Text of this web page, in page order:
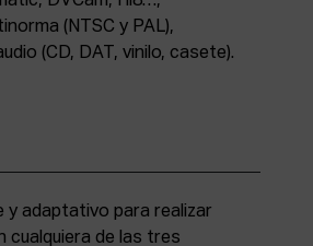
(NTSC y PAL),
(CD, DAT, vinilo, casete).
y adaptativo para realizar
cualquiera de las tres